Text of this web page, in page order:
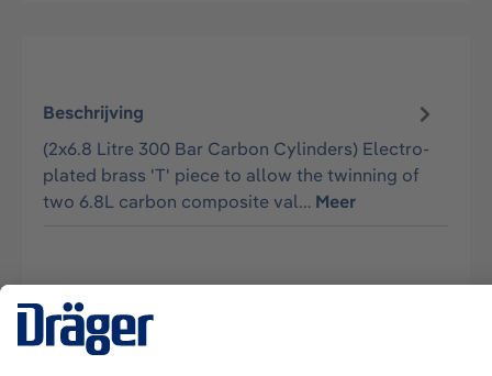
Beschrijving
(2x6.8 Litre 300 Bar Carbon Cylinders) Electro-
plated brass 'T' piece to allow the twinning of
two 6.8L carbon composite val… Meer